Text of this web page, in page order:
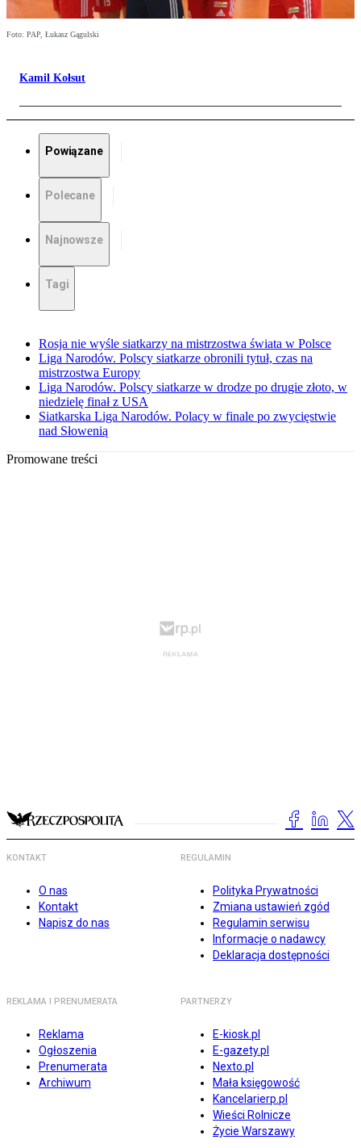
Foto: PAP, Łukasz Gągulski
Kamil Kołsut
Powiązane
Polecane
Najnowsze
Tagi
Rosja nie wyśle siatkarzy na mistrzostwa świata w Polsce
Liga Narodów. Polscy siatkarze obronili tytuł, czas na
mistrzostwa Europy
Liga Narodów. Polscy siatkarze w drodze po drugie złoto, w
niedzielę finał z USA
Siatkarska Liga Narodów. Polacy w finale po zwycięstwie
nad Słowenią
Promowane treści
KONTAKT
O nas
Kontakt
Napisz do nas
REGULAMIN
Polityka Prywatności
Zmiana ustawień zgód
Regulamin serwisu
Informacje o nadawcy
Deklaracja dostępności
REKLAMA I PRENUMERATA
Reklama
Ogłoszenia
Prenumerata
Archiwum
PARTNERZY
E-kiosk.pl
E-gazety.pl
Nexto.pl
Mała księgowość
Kancelarierp.pl
Wieści Rolnicze
Życie Warszawy